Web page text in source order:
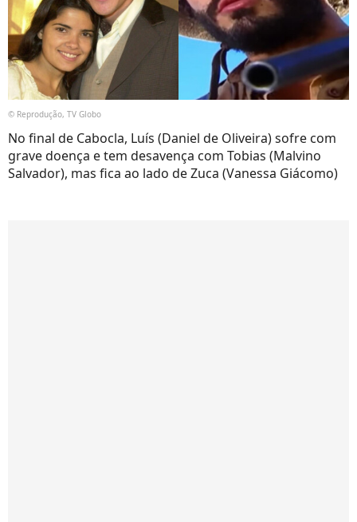
© Reprodução, TV Globo
No final de Cabocla, Luís (Daniel de Oliveira) sofre com
grave doença e tem desavença com Tobias (Malvino
Salvador), mas fica ao lado de Zuca (Vanessa Giácomo)